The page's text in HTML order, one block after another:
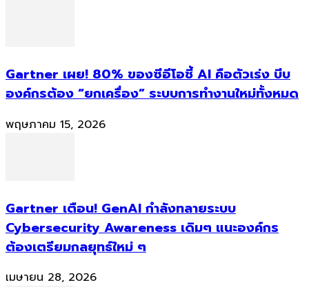
Gartner เผย! 80% ของซีอีโอชี้ AI คือตัวเร่ง บีบ
องค์กรต้อง “ยกเครื่อง” ระบบการทำงานใหม่ทั้งหมด
พฤษภาคม 15, 2026
Gartner เตือน! GenAI กำลังทลายระบบ
Cybersecurity Awareness เดิมๆ แนะองค์กร
ต้องเตรียมกลยุทธ์ใหม่ ๆ
เมษายน 28, 2026